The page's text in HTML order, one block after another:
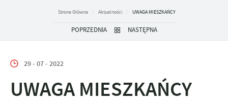
Strona Główna Aktualności UWAGA MIESZKAŃCY
POPRZEDNIA NASTĘPNA
29 - 07 - 2022
UWAGA MIESZKAŃCY